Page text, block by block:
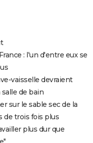
: l'un d'entre eux se
vaisselle devraient
de bain
sur le sable sec de la
de trois fois plus
plus dur que